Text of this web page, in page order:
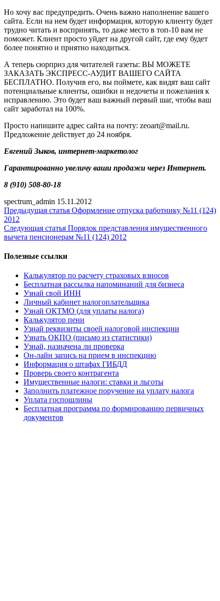
Но хочу вас предупредить. Очень важно наполнение вашего
сайта. Если на нем будет информация, которую клиенту будет
трудно читать и воспринять, то даже место в топ-10 вам не
поможет. Клиент просто уйдет на другой сайт, где ему будет
более понятно и приятно находиться.
А теперь сюрприз для читателей газеты: ВЫ МОЖЕТЕ
ЗАКАЗАТЬ ЭКСПРЕСС-АУДИТ ВАШЕГО САЙТА
БЕСПЛАТНО. Получив его, вы поймете, как видят ваш сайт
потенциальные клиенты, ошибки и недочеты и пожелания к
исправлению. Это будет ваш важный первый шаг, чтобы ваш
сайт заработал на 100%.
Просто напишите адрес сайта на почту: zeoart@mail.ru.
Предложение действует до 24 ноября.
Евгений Зыков, интернет-маркетолог
Гарантированно увеличу ваши продажи через Интернет.
8 (910) 508-80-18
spectrum_admin 15.11.2012
Предыдущая статья Оформление отпуска работнику №11 (124)
2012
Следующая статья Порядок представления имущественного
вычета пенсионерам №11 (124) 2012
Полезные ссылки
Калькулятор по расчету страховых взносов
Бесплатная рассылка напоминаний для бизнеса
Узнай свой ИНН
Личный кабинет налогоплательщика
Узнай ОКТМО (для уплаты налога)
Калькулятор пени
Узнай реквизиты своей налоговой инспекции
Узнать ОКПО (письмо из статистики)
Узнай, назначена ли проверка
Он-лайн запись на прием в инспекцию
Информация о штафах ГИБДД
Проверь своего контрагента
Имущественные налоги: ставки и льготы
Заполнить платежное поручение на уплату налога
Уплата госпошлины
Бесплатная программа по формированию первичных
документов